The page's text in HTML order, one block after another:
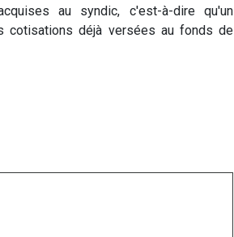
au syndic, c'est-à-dire qu'un
cotisations déjà versées au fonds de